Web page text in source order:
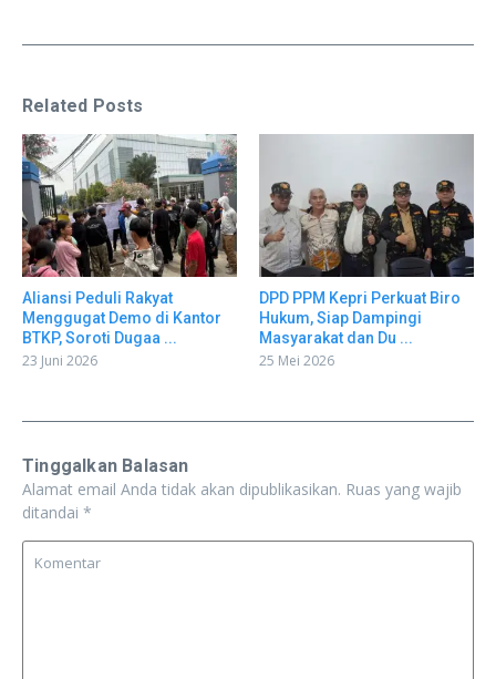
Related Posts
Aliansi Peduli Rakyat
Menggugat Demo di Kantor
BTKP, Soroti Dugaa ...
23 Juni 2026
DPD PPM Kepri Perkuat Biro
Hukum, Siap Dampingi
Masyarakat dan Du ...
25 Mei 2026
Tinggalkan Balasan
Alamat email Anda tidak akan dipublikasikan. Ruas yang wajib
ditandai *